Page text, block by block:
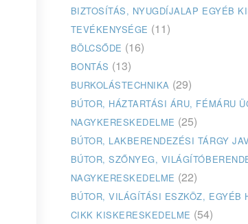
BIZTOSÍTÁS, NYUGDÍJALAP EGYÉB
TEVÉKENYSÉGE (11)
BÖLCSŐDE (16)
BONTÁS (13)
BURKOLÁSTECHNIKA (29)
BÚTOR, HÁZTARTÁSI ÁRU, FÉMÁRU
NAGYKERESKEDELME (25)
BÚTOR, LAKBERENDEZÉSI TÁRGY
BÚTOR, SZŐNYEG,
NAGYKERESKEDELME (22)
BÚTOR, VILÁGÍTÁSI ESZKÖZ, EGYÉB
CIKK KISKERESKEDELME (54)